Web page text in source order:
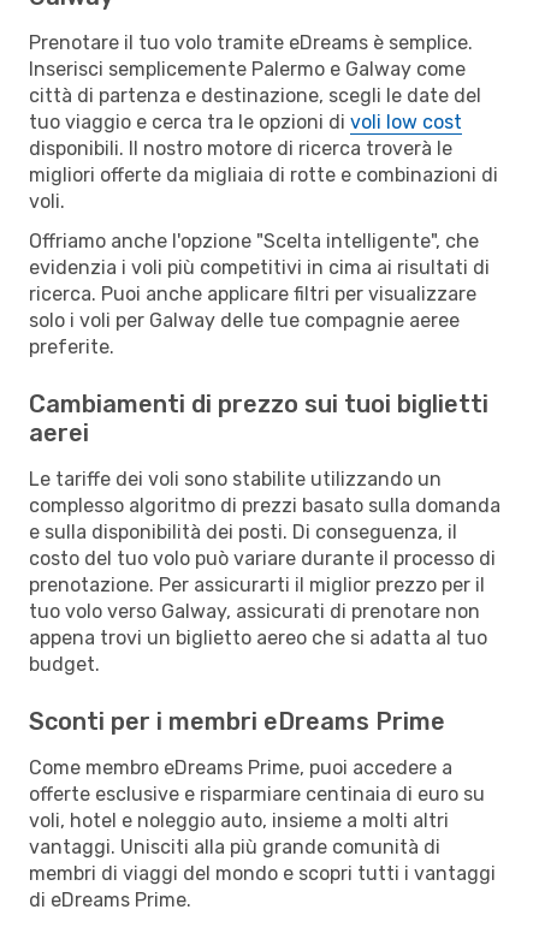
Prenotare il tuo volo tramite eDreams è semplice.
Inserisci semplicemente Palermo e Galway come
città di partenza e destinazione, scegli le date del
tuo viaggio e cerca tra le opzioni di voli low cost
disponibili. Il nostro motore di ricerca troverà le
migliori offerte da migliaia di rotte e combinazioni di
voli.
Offriamo anche l'opzione "Scelta intelligente", che
evidenzia i voli più competitivi in cima ai risultati di
ricerca. Puoi anche applicare filtri per visualizzare
solo i voli per Galway delle tue compagnie aeree
preferite.
Cambiamenti di prezzo sui tuoi biglietti
aerei
Le tariffe dei voli sono stabilite utilizzando un
complesso algoritmo di prezzi basato sulla domanda
e sulla disponibilità dei posti. Di conseguenza, il
costo del tuo volo può variare durante il processo di
prenotazione. Per assicurarti il miglior prezzo per il
tuo volo verso Galway, assicurati di prenotare non
appena trovi un biglietto aereo che si adatta al tuo
budget.
Sconti per i membri eDreams Prime
Come membro eDreams Prime, puoi accedere a
offerte esclusive e risparmiare centinaia di euro su
voli, hotel e noleggio auto, insieme a molti altri
vantaggi. Unisciti alla più grande comunità di
membri di viaggi del mondo e scopri tutti i vantaggi
di eDreams Prime.